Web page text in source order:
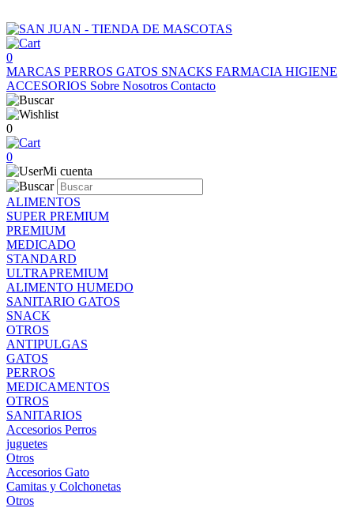
0
MARCAS PERROS GATOS SNACKS FARMACIA HIGIENE
ACCESORIOS Sobre Nosotros Contacto
0
0
Mi cuenta
ALIMENTOS
SUPER PREMIUM
PREMIUM
MEDICADO
STANDARD
ULTRAPREMIUM
ALIMENTO HUMEDO
SANITARIO GATOS
SNACK
OTROS
ANTIPULGAS
GATOS
PERROS
MEDICAMENTOS
OTROS
SANITARIOS
Accesorios Perros
juguetes
Otros
Accesorios Gato
Camitas y Colchonetas
Otros